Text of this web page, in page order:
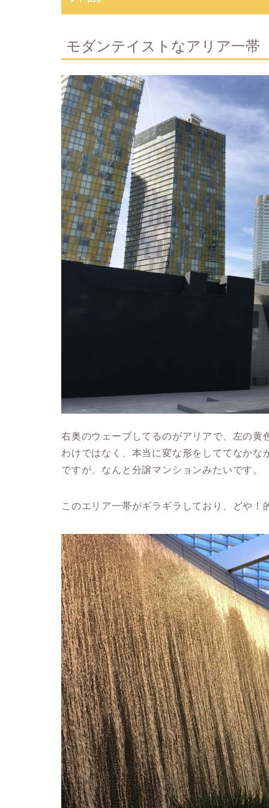
モダンテイストなアリア一帯
右奥のウェーブしてるのがアリアで、左の
わけではなく、本当に変な形をしててなか
ですが、なんと分譲マンションみたいです。
このエリア一帯がギラギラしており、どや！